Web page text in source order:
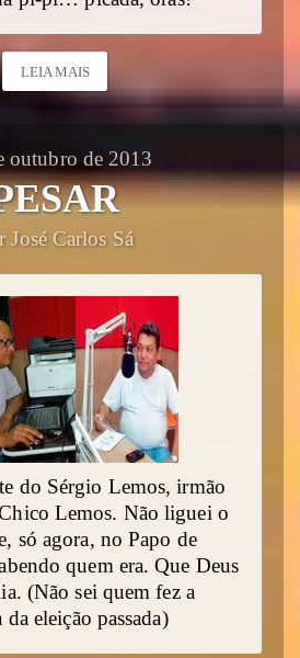
LEIA MAIS
outubro de 2013
José Carlos Sá
do Sérgio Lemos, irmão
Lemos. Não liguei o
só agora, no Papo de
quem era. Que Deus
(Não sei quem fez a
eleição passada)